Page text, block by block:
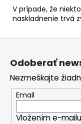
V prípade, že
naskladnenie trvá
Z
Odoberať
Nezmeškajte
Email
Vložením e-